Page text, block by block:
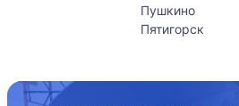
Пушкино
Пятигорск